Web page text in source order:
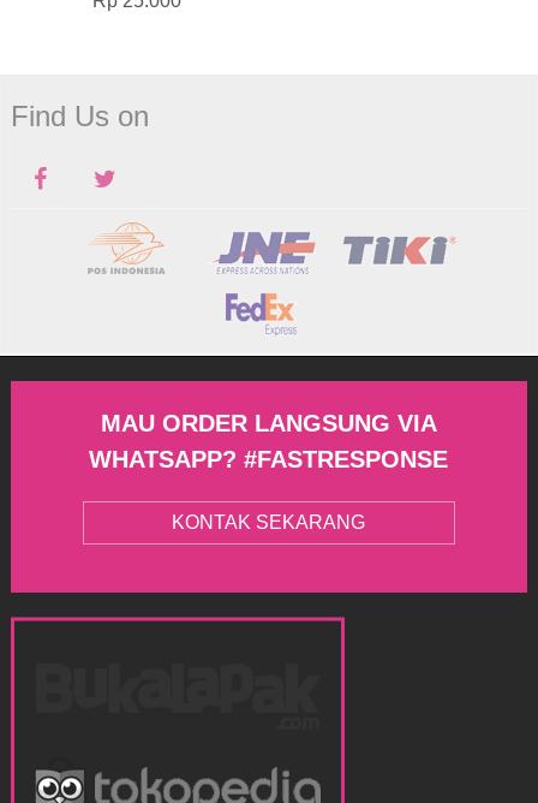
Find Us on
MAU ORDER LANGSUNG VIA
WHATSAPP? #FASTRESPONSE
KONTAK SEKARANG